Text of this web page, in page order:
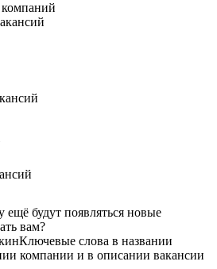
ещё будут появляться новые
вам?
Ключевые слова в названии
компании и в описании вакансии